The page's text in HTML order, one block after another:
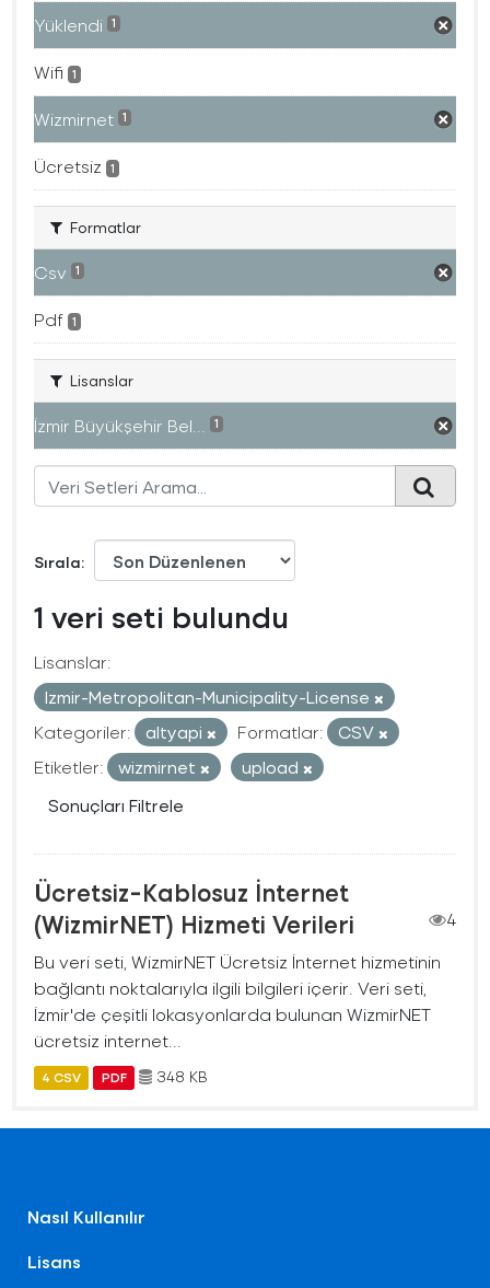
Yüklendi 1
Wifi 1
Wizmirnet 1
Ücretsiz 1
Formatlar
Csv 1
Pdf 1
Lisanslar
İzmir Büyükşehir Bel... 1
Sırala
1 veri seti bulundu
Lisanslar:
Izmir-Metropolitan-Municipality-License
Kategoriler:
altyapi Formatlar:
CSV
Etiketler:
wizmirnet
upload
Sonuçları Filtrele
Ücretsiz-Kablosuz İnternet
(WizmirNET) Hizmeti Verileri
4
Bu veri seti, WizmirNET Ücretsiz İnternet hizmetinin
bağlantı noktalarıyla ilgili bilgileri içerir. Veri seti,
İzmir'de çeşitli lokasyonlarda bulunan WizmirNET
ücretsiz internet...
4 CSV PDF 348 KB
Nasıl Kullanılır
Lisans